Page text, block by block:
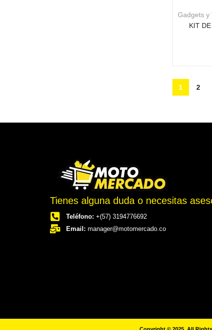
Gadgets y
KIT
1 2
Motomercado
Accesorios
para
Motociclistas
Tienes alguna duda o necesitas
Teléfono: +(57) 3194776692
Email: manager@motomercado.co